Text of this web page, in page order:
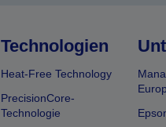
Technologien
Heat-Free Technology
PrecisionCore-
Technologie